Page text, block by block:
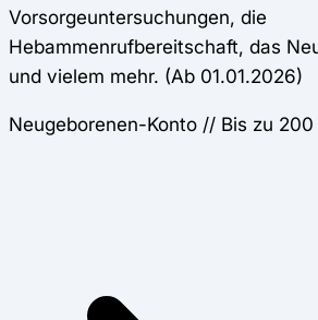
Vorsorgeuntersuchungen, die
Hebammenrufbereitschaft, das
und vielem mehr. (Ab 01.01.2026)
Neugeborenen-Konto // Bis zu